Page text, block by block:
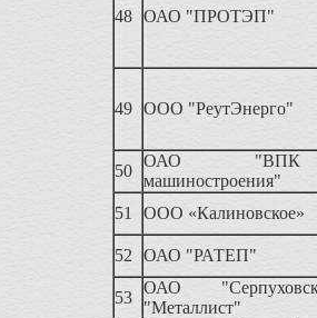
48 ОАО "ПРОТЭП"
49 ООО "РеутЭнерго"
50
ОАО
машиностроения"
51
ООО «Калиновское»
52 ОАО "РАТЕП"
53
ОАО
"Металлист"